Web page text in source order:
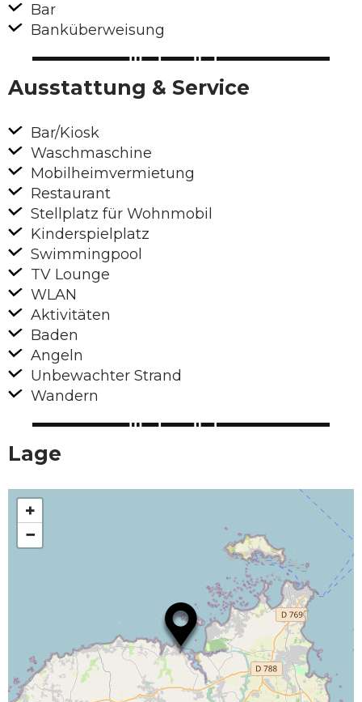
Bar
Banküberweisung
Ausstattung & Service
Bar/Kiosk
Waschmaschine
Mobilheimvermietung
Restaurant
Stellplatz für Wohnmobil
Kinderspielplatz
Swimmingpool
TV Lounge
WLAN
Aktivitäten
Baden
Angeln
Unbewachter Strand
Wandern
Lage
+
−